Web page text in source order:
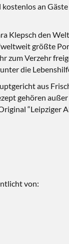
an
Klepsch den
größte
zum Verzehr
die
aus
gehören
“Leipziger
von: